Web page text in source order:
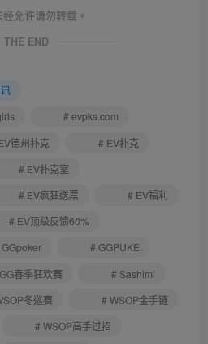
允许请勿转载。
THE END
# evpks.com
德州扑克
# EV扑克
# EV扑克室
# EV疯狂送票
# EV福利
# EV顶级反馈60%
# GGPUKE
春季狂欢赛
# Sashimi
冬巡赛
# WSOP金手链
# WSOP高手过招